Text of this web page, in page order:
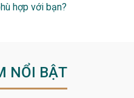
hợp với bạn?
NỔI BẬT